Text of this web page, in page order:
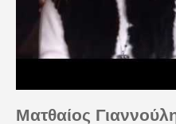
Ματθαίος